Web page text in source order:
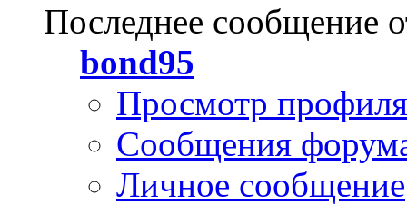
Последнее сообщение
bond95
Просмотр профиля
Сообщения
Личное сообщение